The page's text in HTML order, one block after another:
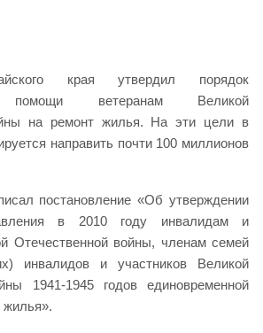
края утвердил порядок
помощи ветеранам Великой
на ремонт жилья. На эти цели в
направить почти 100 миллионов
постановление «Об утверждении
в 2010 году инвалидам и
Отечественной войны, членам семей
инвалидов и участников Великой
1941-1945 годов единовременной